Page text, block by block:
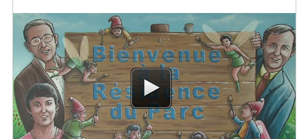
RUBRIQUES
Agenda
Gazette
Vidéos